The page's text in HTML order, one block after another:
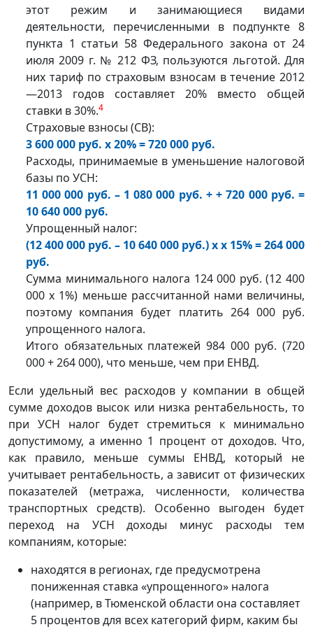
этот режим и занимающиеся видами
деятельности, перечисленными в подпункте 8
пункта 1 статьи 58 Федерального закона от 24
июля 2009 г. № 212 ФЗ, пользуются льготой. Для
них тариф по страховым взносам в течение 2012
—2013 годов составляет 20% вместо общей
ставки в 30%.4
Страховые взносы (СВ):
3 600 000 руб. x 20% = 720 000 руб.
Расходы, принимаемые в уменьшение налоговой
базы по УСН:
11 000 000 руб. – 1 080 000 руб. + + 720 000 руб. =
10 640 000 руб.
Упрощенный налог:
(12 400 000 руб. – 10 640 000 руб.) x x 15% = 264 000
руб.
Сумма минимального налога 124 000 руб. (12 400
000 x 1%) меньше рассчитанной нами величины,
поэтому компания будет платить 264 000 руб.
упрощенного налога.
Итого обязательных платежей 984 000 руб. (720
000 + 264 000), что меньше, чем при ЕНВД.
Если удельный вес расходов у компании в общей
сумме доходов высок или низка рентабельность, то
при УСН налог будет стремиться к минимально
допустимому, а именно 1 процент от доходов. Что,
как правило, меньше суммы ЕНВД, который не
учитывает рентабельность, а зависит от физических
показателей (метража, численности, количества
транспортных средств). Особенно выгоден будет
переход на УСН доходы минус расходы тем
компаниям, которые:
находятся в регионах, где предусмотрена
пониженная ставка «упрощенного» налога
(например, в Тюменской области она составляет
5 процентов для всех категорий фирм, каким бы